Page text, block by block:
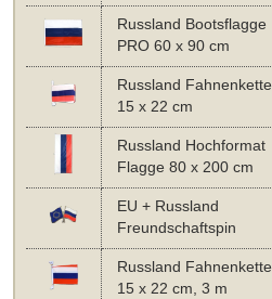
Russland Bootsflagge
PRO 60 x 90 cm
Russland Fahnenkette
15 x 22 cm
Russland Hochformat
Flagge 80 x 200 cm
EU + Russland
Freundschaftspin
Russland Fahnenkette
15 x 22 cm, 3 m